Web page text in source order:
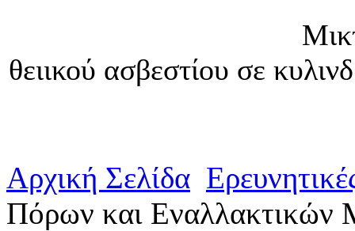
Μικτές
θειικού ασβεστίου σε
Αρχική Σελίδα
Πόρων και Εναλλακτικών